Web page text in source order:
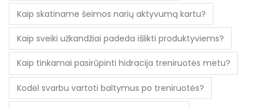
Kaip skatiname šeimos narių aktyvumą kartu?
Kaip sveiki užkandžiai padeda išlikti produktyviems?
Kaip tinkamai pasirūpinti hidracija treniruotės metu?
Kodėl svarbu vartoti baltymus po treniruotės?